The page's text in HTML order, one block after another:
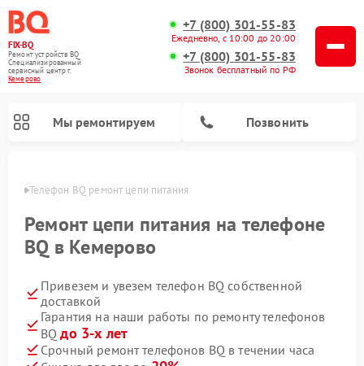
FIX-BQ
Ремонт устройств BQ
Специализированный
cервисный центр г.
Кемерово
+7 (800) 301-55-83
Ежедневно, с 10:00 до 20:00
+7 (800) 301-55-83
Звонок бесплатный по РФ
Мы ремонтируем Позвонить
Телефон BQ ремонт цепи питания
Ремонт цепи питания на телефоне
BQ в Кемерово
Привезем и увезем телефон BQ собственной
доставкой
Гарантия на наши работы по ремонту телефонов
BQдо 3-х лет
Срочный ремонт телефонов BQ в течении часа